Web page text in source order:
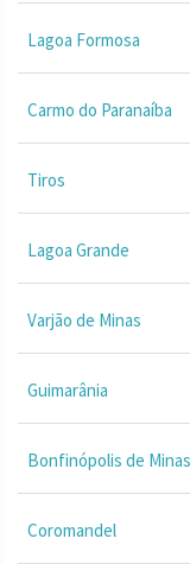
Lagoa Formosa
Carmo do Paranaíba
Tiros
Lagoa Grande
Varjão de Minas
Guimarânia
Bonfinópolis de Minas
Coromandel